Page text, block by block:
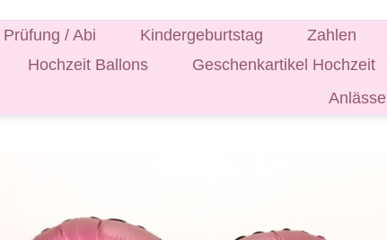
Prüfung / Abi Kindergeburtstag Zahlen
Hochzeit Ballons
Geschenkartikel Hochzeit
Anlässe